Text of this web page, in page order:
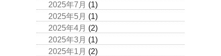
2025年7月 (1)
2025年5月 (1)
2025年4月 (2)
2025年3月 (1)
2025年1月 (2)